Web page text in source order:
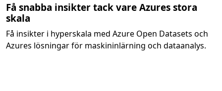
Få snabba insikter tack vare Azures stora
skala
Få insikter i hyperskala med Azure Open Datasets och
Azures lösningar för maskininlärning och dataanalys.